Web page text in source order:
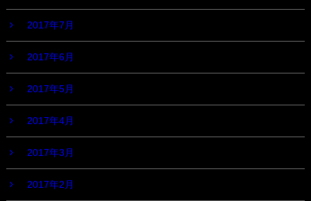
2017年7月
2017年6月
2017年5月
2017年4月
2017年3月
2017年2月